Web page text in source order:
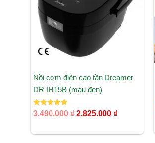
Nồi cơm điện cao tần Dreamer
DR-IH15B (màu đen)
Được xếp
hạng
3.490.000₫ 2.825.000 ₫